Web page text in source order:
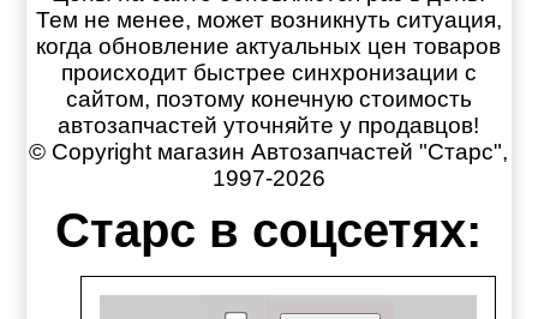
Тем не менее, может возникнуть ситуация,
когда обновление актуальных цен товаров
происходит быстрее синхронизации с
сайтом, поэтому конечную стоимость
автозапчастей уточняйте у продавцов!
© Copyright магазин Автозапчастей "Старс",
1997-2026
Старс в соцсетях:
Старс вКонтакте